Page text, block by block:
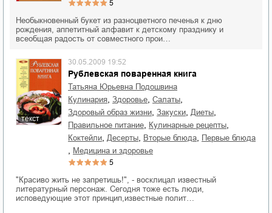
5
Необыкновенный букет из разноцветного печенья к дню
рождения, аппетитный алфавит к детскому празднику и
всеобщая радость от совместного прои…
текст
Рублевская поваренная книга
30.05.2009 19:52
Татьяна Юрьевна Подошвина
кулинария
здоровье салаты
здоровый образ жизни закуски диеты
правильное питание кулинарные рецепты
коктейли десерты вторые блюда первые блюда
медицина и здоровье
5
"Красиво жить не запретишь!", - восклицал известный
литературный персонаж. Сегодня тоже есть люди,
исповедующие этот принцип,известные полит…